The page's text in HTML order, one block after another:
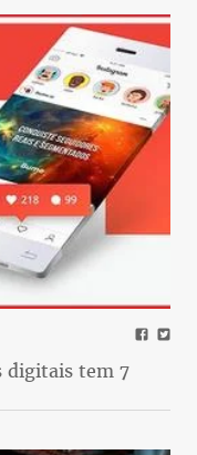
digitais tem 7